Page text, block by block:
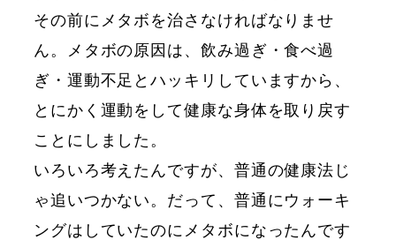
その前にメタボを治さなければなりませ
ん。メタボの原因は、飲み過ぎ・食べ過
ぎ・運動不足とハッキリしていますから、
とにかく運動をして健康な身体を取り戻す
ことにしました。
いろいろ考えたんですが、普通の健康法じ
ゃ追いつかない。だって、普通にウォーキ
ングはしていたのにメタボになったんです